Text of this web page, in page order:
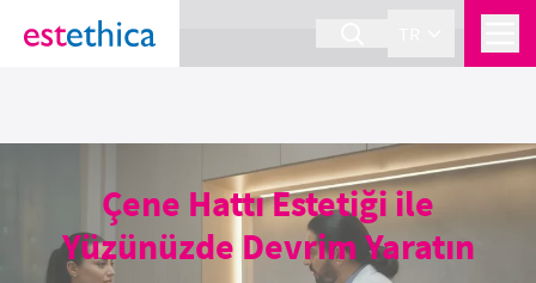
section Service {
Çene Hattı Estetiği ile
Yüzünüzde Devrim Yaratın